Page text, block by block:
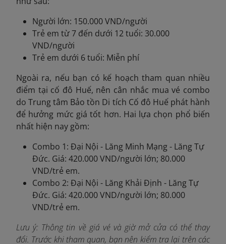
Người lớn: 150.000 VND/người
Trẻ em từ 7 đến dưới 12 tuổi: 30.000
VND/người
Trẻ em dưới 6 tuổi: Miễn phí
Ngoài ra, nếu bạn có kế hoạch tham quan nhiều
điểm tại cố đô Huế, nên cân nhắc mua vé combo
do Trung tâm Bảo tồn Di tích Cố đô Huế phát hành
để hưởng mức giá tốt hơn. Hai lựa chọn phổ biến
nhất hiện nay gồm:
Combo 1: Đại Nội - Lăng Minh Mạng - Lăng Tự
Đức. Giá: 420.000 VND/người lớn; 80.000
VND/trẻ em.
Combo 2: Đại Nội - Lăng Khải Định - Lăng Tự
Đức. Giá: 420.000 VND/người lớn; 80.000
VND/trẻ em.
Lưu ý: Thông tin về giá vé và giờ mở cửa có thể thay
đổi. Trước khi tham quan, bạn nên kiểm tra lại trên các